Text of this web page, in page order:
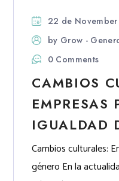
22 de
by Grow -
0 Comments
CAMBIOS
EMPRESAS
IGUALDAD
Cambios culturales:
género En la